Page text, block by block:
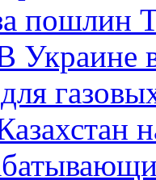
пошлин
Украине